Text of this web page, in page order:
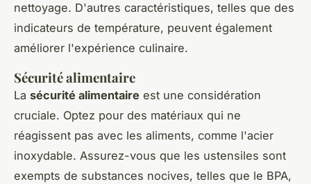
nettoyage. D'autres caractéristiques, telles que des
indicateurs de température, peuvent également
améliorer l'expérience culinaire.
Sécurité alimentaire
La sécurité alimentaire est une considération
cruciale. Optez pour des matériaux qui ne
réagissent pas avec les aliments, comme l'acier
inoxydable. Assurez-vous que les ustensiles sont
exempts de substances nocives, telles que le BPA,